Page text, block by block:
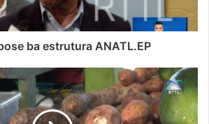
ba estrutura ANATL.EP